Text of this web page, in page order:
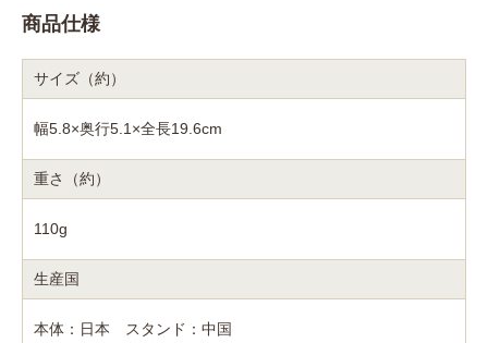
商品仕様
サイズ（約）
幅5.8×奥行5.1×全長19.6cm
重さ（約）
110g
生産国
本体：日本 スタンド：中国